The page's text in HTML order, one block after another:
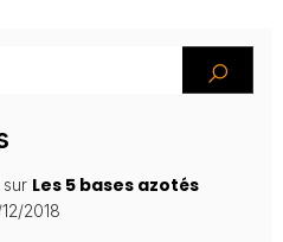
Les 5 bases azotés
2018